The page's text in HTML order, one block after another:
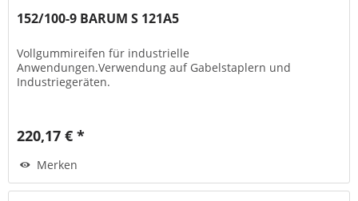
152/100-9 BARUM S 121A5
Vollgummireifen für industrielle
Anwendungen.Verwendung auf Gabelstaplern und
Industriegeräten.
220,17 € *
Merken